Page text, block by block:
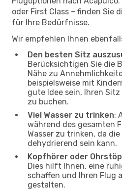
oder First Class – finden Sie
für Ihre Bedürfnisse.
Wir empfehlen Ihnen
Den besten Sitz
Berücksichtigen Sie die
Nähe zu
beispielsweise mit
gute Idee sein, Ihren
zu buchen.
Viel Wasser zu trinken:
während des gesamten
Wasser zu trinken, da
dehydrierend sein kann.
Kopfhörer oder
Dies hilft Ihnen, eine
schaffen und Ihren Flug
gestalten.